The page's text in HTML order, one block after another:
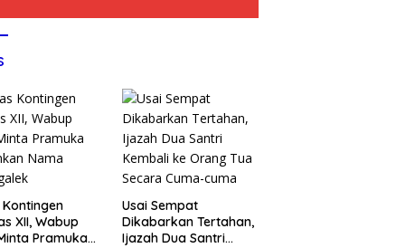
XII, Wabup
Pramuka
Usai Sempat
Dikabarkan Tertahan,
Ijazah Dua Santri